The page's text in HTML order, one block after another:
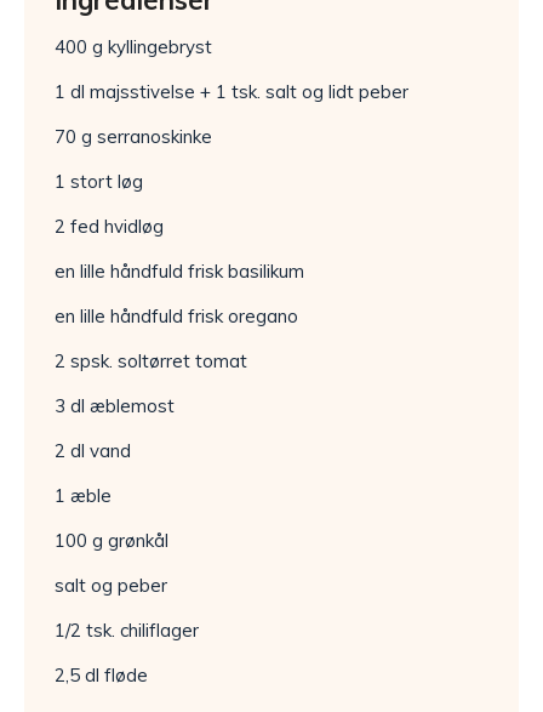
400 g kyllingebryst
1 dl majsstivelse + 1 tsk. salt og lidt peber
70 g serranoskinke
1 stort løg
2 fed hvidløg
en lille håndfuld frisk basilikum
en lille håndfuld frisk oregano
2 spsk. soltørret tomat
3 dl æblemost
2 dl vand
1 æble
100 g grønkål
salt og peber
1/2 tsk. chiliflager
2,5 dl fløde